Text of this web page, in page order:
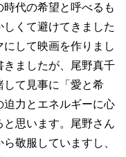
代の希望と呼べるも
くて避けてきました
して映画を作りまし
ましたが、尾野真千
して見事に「愛と希
力とエネルギーに心
思います。尾野さん
敬服していますし、